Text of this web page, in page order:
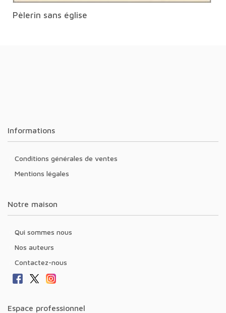
Pèlerin sans église
Informations
Conditions générales de ventes
Mentions légales
Notre maison
Qui sommes nous
Nos auteurs
Contactez-nous
Espace professionnel